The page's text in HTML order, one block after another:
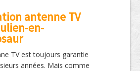
antenne TV
en-
TV est toujours garantie
années. Mais comme